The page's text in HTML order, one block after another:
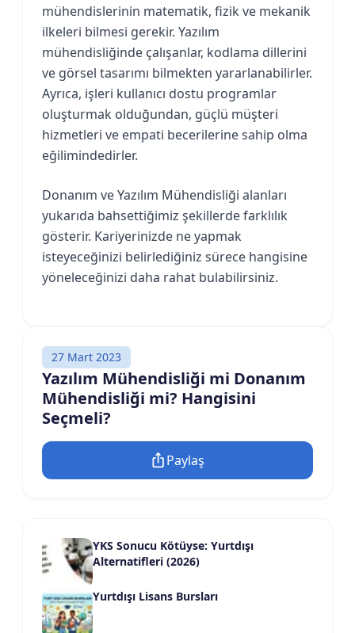
mühendislerinin matematik, fizik ve mekanik
ilkeleri bilmesi gerekir. Yazılım
mühendisliğinde çalışanlar, kodlama dillerini
ve görsel tasarımı bilmekten yararlanabilirler.
Ayrıca, işleri kullanıcı dostu programlar
oluşturmak olduğundan, güçlü müşteri
hizmetleri ve empati becerilerine sahip olma
eğilimindedirler.
Donanım ve Yazılım Mühendisliği alanları
yukarıda bahsettiğimiz şekillerde farklılık
gösterir. Kariyerinizde ne yapmak
isteyeceğinizi belirlediğiniz sürece hangisine
yöneleceğinizi daha rahat bulabilirsiniz.
27 Mart 2023
Yazılım Mühendisliği mi Donanım
Mühendisliği mi? Hangisini
Seçmeli?
Paylaş
YKS Sonucu Kötüyse: Yurtdışı
Alternatifleri (2026)
Yurtdışı Lisans Bursları